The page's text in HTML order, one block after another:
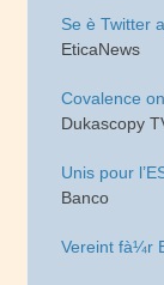
Se è Twitter
EticaNews
Covalence
Dukascopy
Unis pour
Banco
Vereint fà¼r